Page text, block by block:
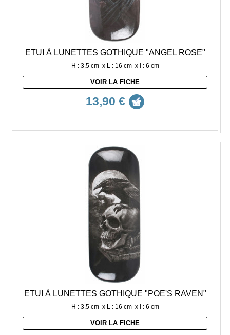
ETUI À LUNETTES GOTHIQUE "ANGEL ROSE"
H : 3.5 cm x L : 16 cm x l : 6 cm
VOIR LA FICHE
13,90 €
ETUI À LUNETTES GOTHIQUE "POE'S RAVEN"
H : 3.5 cm x L : 16 cm x l : 6 cm
VOIR LA FICHE